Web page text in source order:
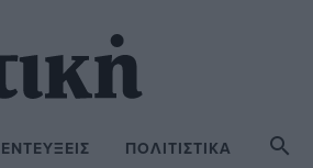
ΠΟΛΙΤΙΣΤΙΚΆ